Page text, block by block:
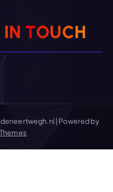
IN TOUCH
| Powered by